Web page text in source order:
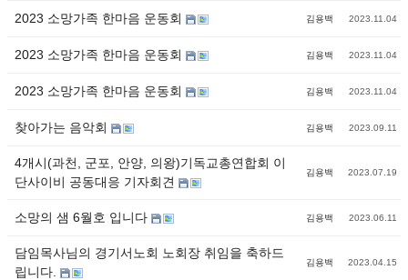
2023 소망가족 한마음 운동회 김용백 2023.11.04
2023 소망가족 한마음 운동회 김용백 2023.11.04
2023 소망가족 한마음 운동회 김용백 2023.11.04
찾아가는 음악회 김용백 2023.09.11
4개시(과천, 군포, 안양, 의왕)기독교총연합회 이
단사이비 공동대응 기자회견
김용백 2023.07.19
소망의 샘 6월호 입니다 김용백 2023.06.11
담임목사님의 경기서노회 노회장 취임을 축하드
립니다.
김용백 2023.04.15